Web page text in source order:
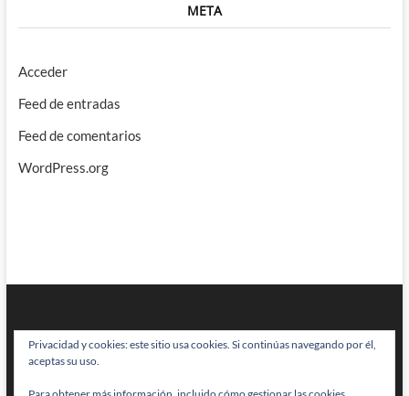
META
Acceder
Feed de entradas
Feed de comentarios
WordPress.org
Privacidad y cookies: este sitio usa cookies. Si continúas navegando por él,
aceptas su uso.